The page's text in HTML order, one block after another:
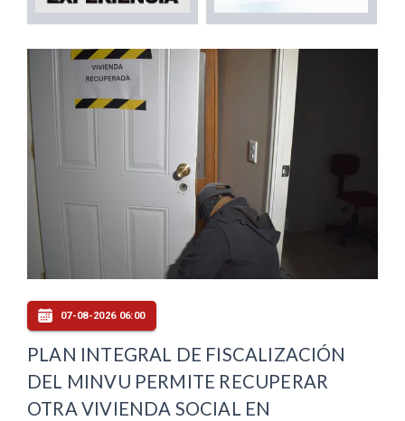
07-08-2026 06:00
PLAN INTEGRAL DE FISCALIZACIÓN
DEL MINVU PERMITE RECUPERAR
OTRA VIVIENDA SOCIAL EN